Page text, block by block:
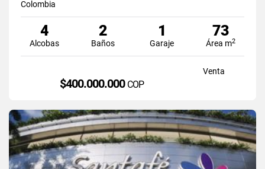
Colombia
4
Alcobas
2
Baños
1
Garaje
73
Área m2
Venta
$400.000.000 COP